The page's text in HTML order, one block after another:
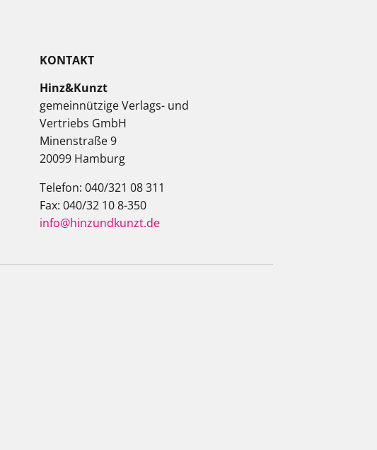
KONTAKT
Hinz&Kunzt
gemeinnützige Verlags- und
Vertriebs GmbH
Minenstraße 9
20099 Hamburg
Telefon: 040/321 08 311
Fax: 040/32 10 8-350
info@hinzundkunzt.de